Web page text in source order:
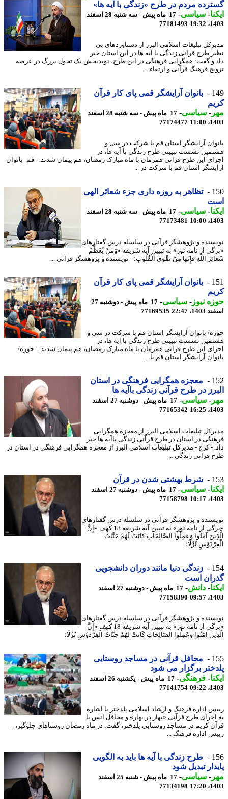
مردم در طرح «زندگی با آیه ها»
-سیاسی-
17 ماه پیش - سه شنبه 28 اسفند
77181493
تبلیغات اسلامی البرز از دستاوردهای بی
طرح قرآنی زندگی با آیه ها در این استان خبر
و گفت: همگرایی فرهنگی در این طرح، نویدبخش یک تحول بزرگ در عرصه
فرهنگ قرآنی و ارتقاء ...
بانوان آرایشگر قمی پای کار قرآن
-سیاسی-
17 ماه پیش - سه شنبه 28 اسفند
77174477
آرایشگر استان قم با شرکت در سی و
نشست تبیینی طرح زندگی با آیه ها، در
این طرح قرآنی همزمان با ماه مبارک رمضان، هم پیمان شدند. - قم- بانوان
استان قم با شرکت در ...
تظاهر به روزه داری جزء شعائر الهی
-سیاسی-
17 ماه پیش - سه شنبه 28 اسفند
77173481
و پژوهشگر قرآنی در سلسله درس گفتارهای
از نامه نور» به تبیین آیه شریفه «وَمَنْ یُعَظِّمْ
اللَّهِ فَإِنَّهَا مِنْ تَقْوَی الْقُلُوبِ؛ - نویسنده و پژوهشگر قرآنی ...
بانوان آرایشگر قمی پای کار قرآن
نیوز-سیاسی-
17 ماه پیش - دوشنبه 27
22:47
77169535
بانوان آرایشگر استان قم با شرکت در سی و
نشست تبیینی طرح زندگی با آیه ها، در
این طرح قرآنی همزمان با ماه مبارک رمضان، هم پیمان شدند. - حوزه/
آرایشگر استان قم با ...
معجزه همگرایی فرهنگی در استان
در طرح قرآنی زندگی باآیه ها
-سیاسی-
17 ماه پیش - دوشنبه 27 اسفند
77165342
تبلیغات اسلامی البرز از معجزه همگرایی
در استان در طرح قرآنی زندگی باآیه ها خبر
- کرج - مدیرکل تبلیغات اسلامی البرز از معجزه همگرایی فرهنگی در استان در
قرآنی زندگی ...
شرط بهشتی شدن در قرآن
-سیاسی-
17 ماه پیش - دوشنبه 27 اسفند
77158798
و پژوهشگر قرآنی در سلسله درس گفتارهای
«برگی از نامه نور» به تبیین آیه شریفه 18 کهف «إِنَّ
آمَنُوا وَعَمِلُوا الصَّالِحَاتِ کَانَتْ لَهُمْ جَنَّاتُ
نُزُلًا؛
زندگی دنیا مانند دوران دانشجویی
است
-دانش -
17 ماه پیش - دوشنبه 27 اسفند
77158390
و پژوهشگر قرآنی در سلسله درس گفتارهای
«برگی از نامه نور» به تبیین آیه شریفه 18 کهف «إِنَّ
آمَنُوا وَعَمِلُوا الصَّالِحَاتِ کَانَتْ لَهُمْ جَنَّاتُ الْفِرْدَوْسِ نُزُلًا؛
محافل قرآنی در مساجد روستایی
برگزار می‏ شود
-فرهنگی-
17 ماه پیش - یکشنبه 26 اسفند
77141754
اداره فرهنگ و ارشاد اسلامی پلدختر با اشاره
طرح قرآنی «بهار در بهار» و محافل انس با
کریم در مساجد روستایی پلدختر، گفت: در ماه رمضان روستاهای جلوگیر، -
اداره فرهنگ ...
طرح زندگی با آیه ها باید به الگویی
تبدیل شود
-سیاسی-
17 ماه پیش - شنبه 25 اسفند
77134198